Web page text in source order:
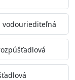
35°C alebo
vodouriediteľná